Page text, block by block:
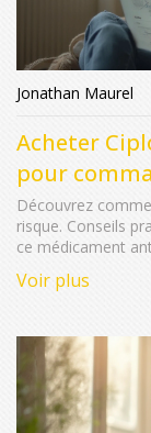
Jonathan Maurel
Acheter
pour
Découvrez
risque. Conseils
ce médicament
Voir plus